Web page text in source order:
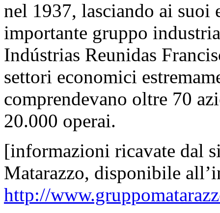
nel 1937, lasciando ai suoi
importante gruppo
Indústrias Reunidas
settori economici
comprendevano oltre 70
20.000 operai.
[informazioni ricavate dal
Matarazzo, disponibile
http://